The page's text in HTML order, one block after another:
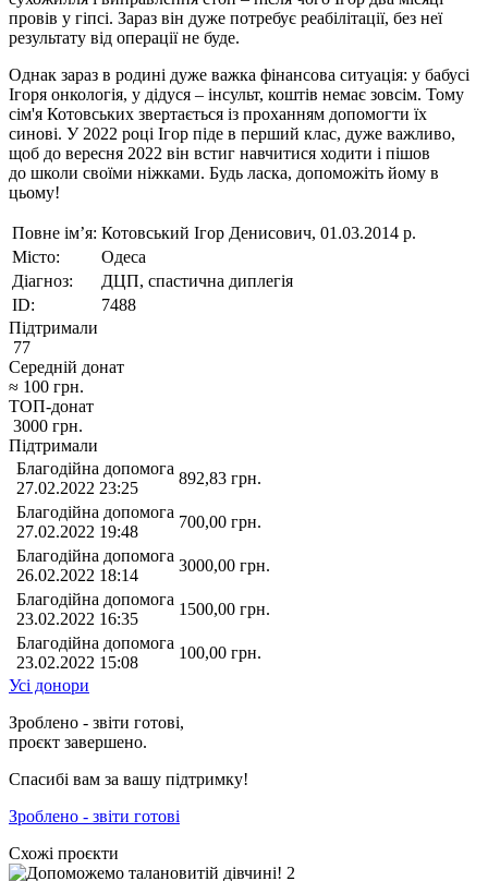
провів у гіпсі. Зараз він дуже потребує реабілітації, без неї
результату від операції не буде.
Однак зараз в родині дуже важка фінансова ситуація: у бабусі
Ігоря онкологія, у дідуся – інсульт, коштів немає зовсім. Тому
сім'я Котовських звертається із проханням допомогти їх
синові. У 2022 році Ігор піде в перший клас, дуже важливо,
щоб до вересня 2022 він встиг навчитися ходити і пішов
до школи своїми ніжками. Будь ласка, допоможіть йому в
цьому!
Повне ім’я: Котовський Ігор Денисович, 01.03.2014 р.
Місто:
Одеса
Діагноз:
ДЦП, спастична диплегія
ID:
7488
Підтримали
77
Середній донат
≈ 100 грн.
ТОП-донат
3000 грн.
Підтримали
Благодійна допомога
27.02.2022 23:25
892,83 грн.
Благодійна допомога
27.02.2022 19:48
700,00 грн.
Благодійна допомога
26.02.2022 18:14
3000,00 грн.
Благодійна допомога
23.02.2022 16:35
1500,00 грн.
Благодійна допомога
23.02.2022 15:08
100,00 грн.
Усі донори
Зроблено - звіти готові,
проєкт завершено.
Спасибі вам за вашу підтримку!
Зроблено - звіти готові
Схожі проєкти